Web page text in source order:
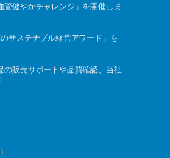
管健やかチャレンジ」を開催しま
サステナブル経営アワード」を
の販売サポートや品質確認、当社